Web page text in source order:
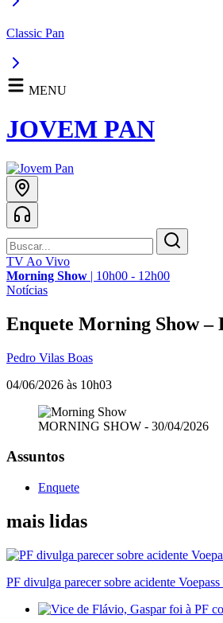
Classic Pan
MENU
JOVEM PAN
TV Ao Vivo
Morning Show | 10h00 - 12h00
Notícias
Enquete Morning Show –
Pedro Vilas Boas
04/06/2026 às 10h03
MORNING SHOW - 30/04/2026
Assuntos
Enquete
mais lidas
PF divulga parecer sobre acidente